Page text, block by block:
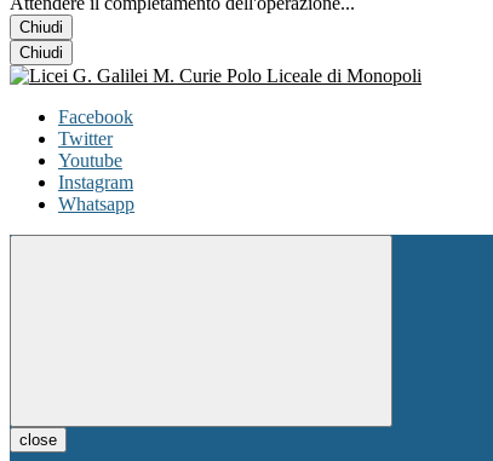
Chiudi
Chiudi
Facebook
Twitter
Youtube
Instagram
Whatsapp
close